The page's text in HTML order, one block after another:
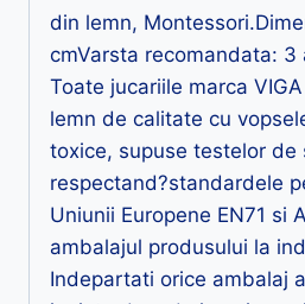
din lemn,
cmVarsta recomandata: 3
Toate jucariile marca
lemn de calitate cu
toxice, supuse testelor de
respectand?standardele
Uniunii Europene EN71 si
ambalajul produsului la
Indepartati orice ambalaj